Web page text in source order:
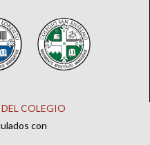
COLEGIO
con